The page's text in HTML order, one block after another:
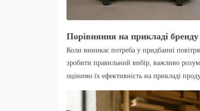
Порівняння на прикладі
Коли виникає потреба у придбанні
зробити правильний вибір, важливо
оцінимо їх ефективність на прикладі